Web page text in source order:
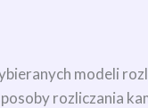
modeli
rozliczania